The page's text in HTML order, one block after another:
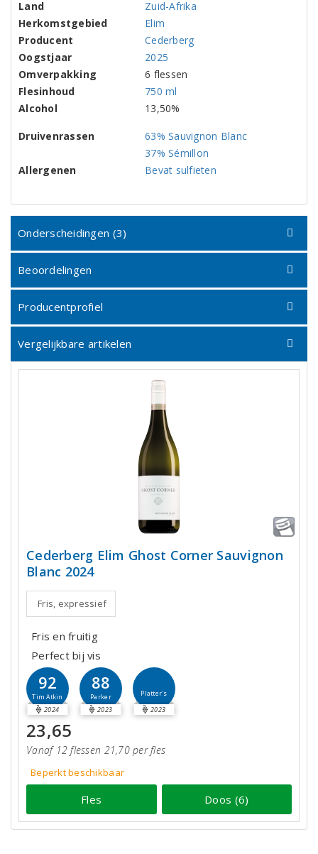
Land
Zuid-Afrika
Herkomstgebied
Elim
Producent
Cederberg
Oogstjaar
2025
Omverpakking
6 flessen
Flesinhoud
750 ml
Alcohol
13,50%
Druivenrassen
63% Sauvignon Blanc
37% Sémillon
Allergenen
Bevat sulfieten
Onderscheidingen (3)
Beoordelingen
Producentprofiel
Vergelijkbare artikelen
Cederberg Elim Ghost Corner Sauvignon
Blanc 2024
Fris, expressief
Fris en fruitig
Perfect bij vis
92
Tim Atkin
2024
88
Parker
2023
Platter's
2023
23,65
Vanaf 12 flessen 21,70 per fles
Beperkt beschikbaar
Fles Doos (6)